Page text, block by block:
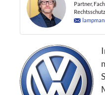
Partner,
Rechtsschutz